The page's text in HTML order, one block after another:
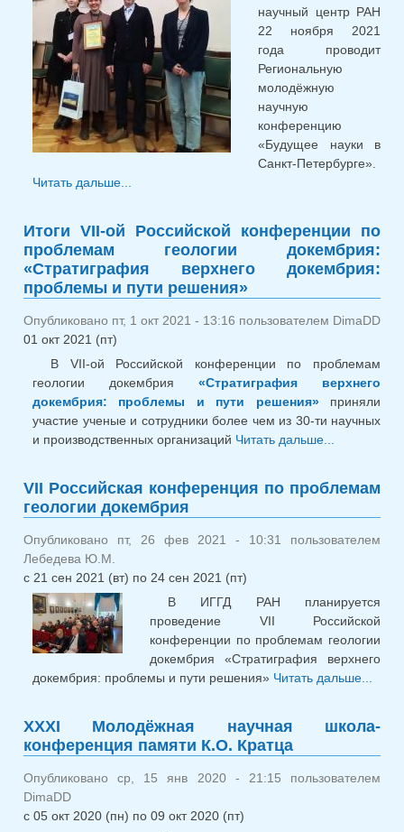
научный центр РАН
22 ноября 2021
года проводит
Региональную
молодёжную
научную
конференцию
«Будущее науки в
Санкт-Петербурге».
Читать дальше...
Петербурге»
Итоги VII-ой Российской конференции по
проблемам геологии докембрия:
«Стратиграфия верхнего докембрия:
проблемы и пути решения»
Опубликовано пт, 1 окт 2021 - 13:16 пользователем DimaDD
01 окт 2021 (пт)
В VII-ой Российской конференции по проблемам
геологии докембрия «Стратиграфия верхнего
докембрия: проблемы и пути решения»приняли
участие ученые и сотрудники более чем из 30-ти научных
и производственных организаций Читать дальше...
проблемам
геологии
докембрия:
проблемы
решения»
VII Российская конференция по проблемам
геологии докембрия
Опубликовано пт, 26 фев 2021 - 10:31 пользователем
Лебедева Ю.М.
с 21 сен 2021 (вт) по 24 сен 2021 (пт)
В ИГГД РАН планируется
проведение VII Российской
конференции по проблемам геологии
докембрия «Стратиграфия верхнего
докембрия: проблемы и пути решения» Читать дальше...
XXXI Молодёжная научная школа-
конференция памяти К.О. Кратца
Опубликовано ср, 15 янв 2020 - 21:15 пользователем
DimaDD
с 05 окт 2020 (пн) по 09 окт 2020 (пт)